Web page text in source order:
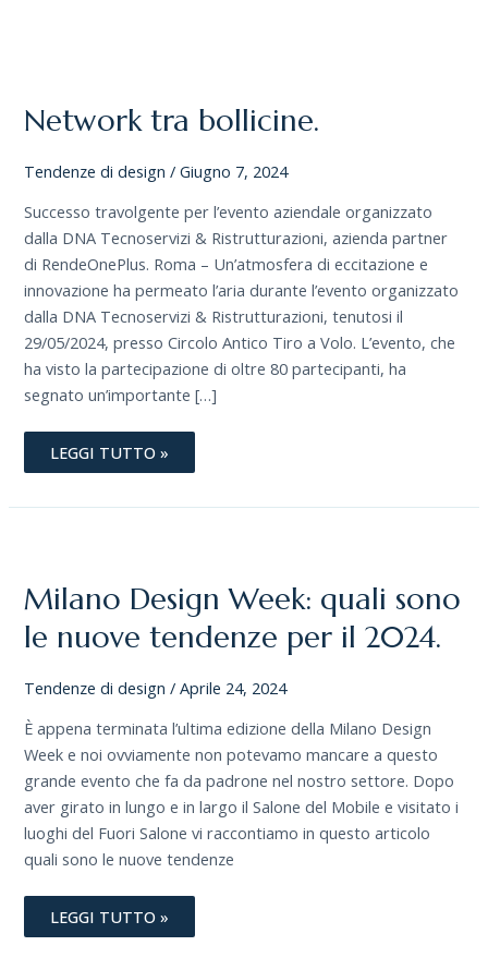
Network tra bollicine.
Tendenze di design /Giugno 7, 2024
Successo travolgente per l’evento aziendale organizzato
dalla DNA Tecnoservizi & Ristrutturazioni, azienda partner
di RendeOnePlus. Roma – Un’atmosfera di eccitazione e
innovazione ha permeato l’aria durante l’evento organizzato
dalla DNA Tecnoservizi & Ristrutturazioni, tenutosi il
29/05/2024, presso Circolo Antico Tiro a Volo. L’evento, che
ha visto la partecipazione di oltre 80 partecipanti, ha
segnato un’importante […]
LEGGI TUTTO »
Milano Design Week: quali sono
le nuove tendenze per il 2024.
Tendenze di design /Aprile 24, 2024
È appena terminata l’ultima edizione della Milano Design
Week e noi ovviamente non potevamo mancare a questo
grande evento che fa da padrone nel nostro settore. Dopo
aver girato in lungo e in largo il Salone del Mobile e visitato i
luoghi del Fuori Salone vi raccontiamo in questo articolo
quali sono le nuove tendenze
SONO
LE
NUOVE
TENDENZE
2024.
LEGGI TUTTO »